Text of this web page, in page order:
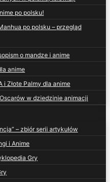
po polsku!
po polsku – przegląd
o mandze i anime
anime
i Złote Palmy dla anime
w dziedzinie animacji
– zbiór serii artykułów
i Anime
Gry